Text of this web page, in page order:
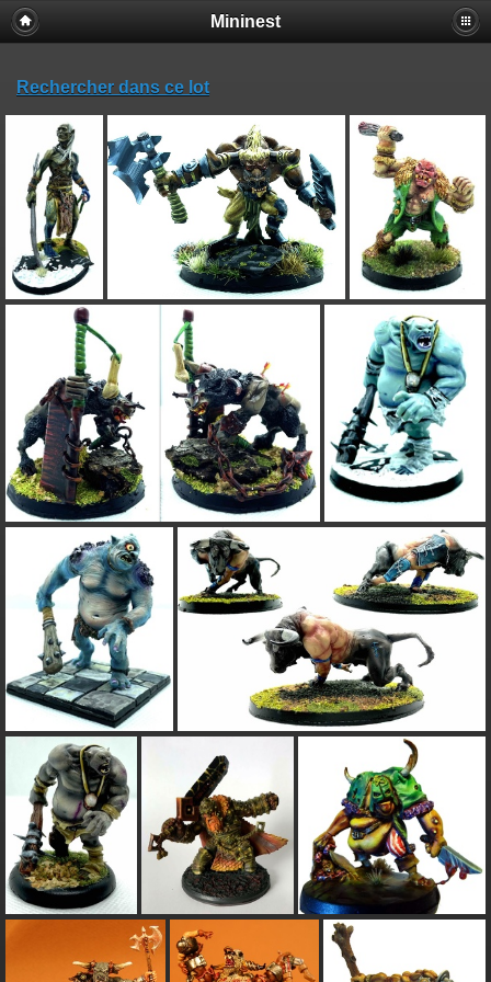
Mininest
Rechercher dans ce lot